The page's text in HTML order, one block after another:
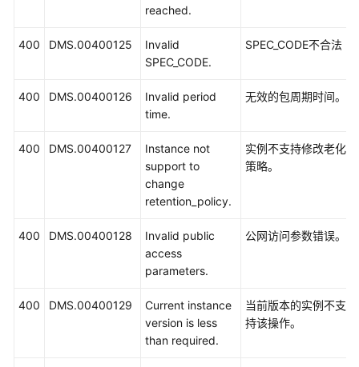
reached.
400 DMS.00400125
Invalid
SPEC_CODE.
SPEC_CODE不合法
400 DMS.00400126
Invalid period
time.
无效的包周期时间。
400 DMS.00400127
Instance not
support to
change
retention_policy.
实例不支持修改老化
策略。
400 DMS.00400128
Invalid public
access
parameters.
公网访问参数错误。
400 DMS.00400129
Current instance
version is less
than required.
当前版本的实例不支
持该操作。